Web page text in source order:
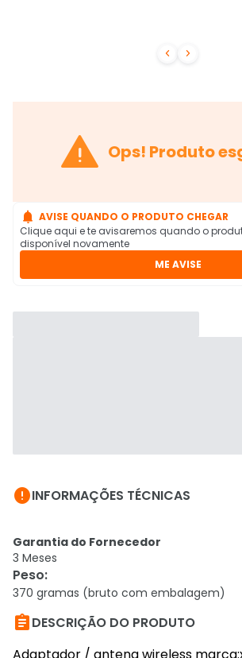
 
 Ops! Produto
 AVISE QUANDO O PRODUTO CHEGAR
Clique aqui e te avisaremos quando o
disponível novamente
ME AVISE
INFORMAÇÕES TÉCNICAS
Garantia do Fornecedor
3 Meses
Peso:
370 gramas (bruto com embalagem)
DESCRIÇÃO DO PRODUTO